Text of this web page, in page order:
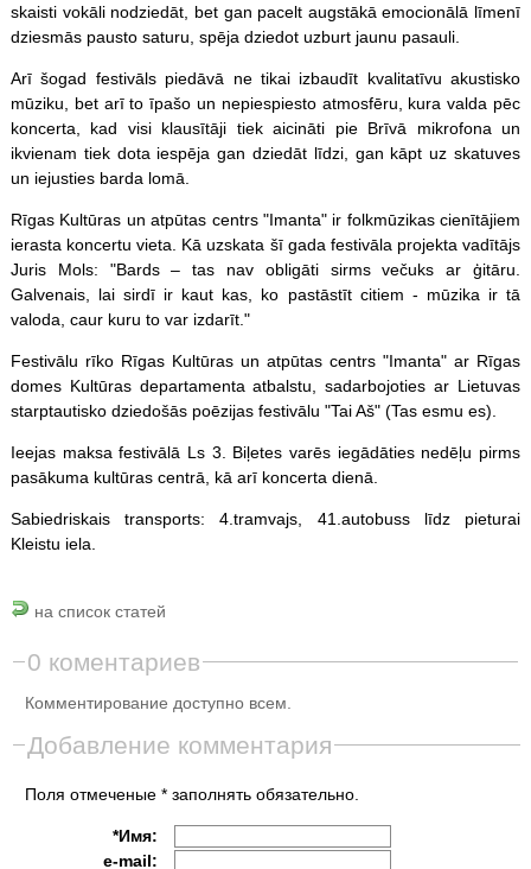
skaisti vokāli nodziedāt, bet gan pacelt augstākā emocionālā līmenī
dziesmās pausto saturu, spēja dziedot uzburt jaunu pasauli.
Arī šogad festivāls piedāvā ne tikai izbaudīt kvalitatīvu akustisko
mūziku, bet arī to īpašo un nepiespiesto atmosfēru, kura valda pēc
koncerta, kad visi klausītāji tiek aicināti pie Brīvā mikrofona un
ikvienam tiek dota iespēja gan dziedāt līdzi, gan kāpt uz skatuves
un iejusties barda lomā.
Rīgas Kultūras un atpūtas centrs "Imanta" ir folkmūzikas cienītājiem
ierasta koncertu vieta. Kā uzskata šī gada festivāla projekta vadītājs
Juris Mols: "Bards – tas nav obligāti sirms večuks ar ģitāru.
Galvenais, lai sirdī ir kaut kas, ko pastāstīt citiem - mūzika ir tā
valoda, caur kuru to var izdarīt."
Festivālu rīko Rīgas Kultūras un atpūtas centrs "Imanta" ar Rīgas
domes Kultūras departamenta atbalstu, sadarbojoties ar Lietuvas
starptautisko dziedošās poēzijas festivālu "Tai Aš" (Tas esmu es).
Ieejas maksa festivālā Ls 3. Biļetes varēs iegādāties nedēļu pirms
pasākuma kultūras centrā, kā arī koncerta dienā.
Sabiedriskais transports: 4.tramvajs, 41.autobuss līdz pieturai
Kleistu iela.
на список статей
0 коментариев
Комментирование доступно всем.
Добавление комментария
Поля отмеченые * заполнять обязательно.
*Имя:
e-mail: